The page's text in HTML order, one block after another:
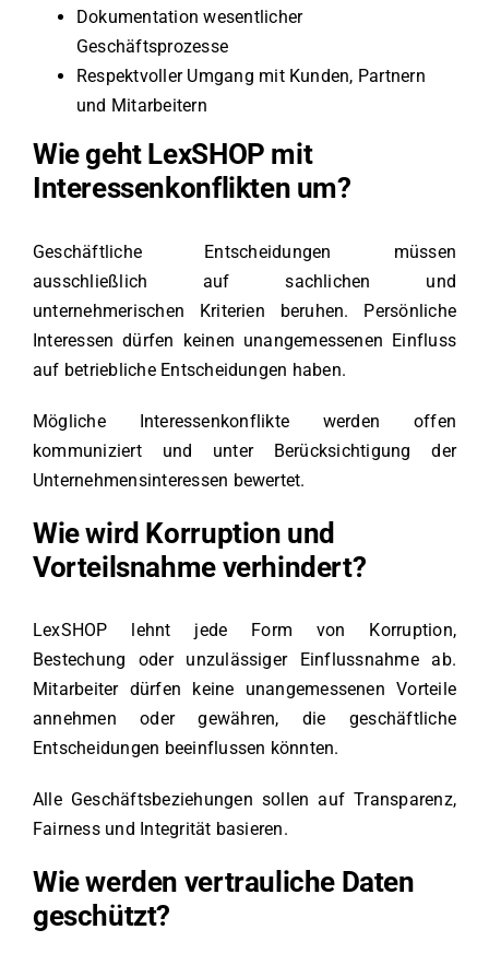
Dokumentation wesentlicher
Geschäftsprozesse
Respektvoller Umgang mit Kunden, Partnern
und Mitarbeitern
Wie geht LexSHOP mit
Interessenkonflikten um?
Geschäftliche Entscheidungen müssen
ausschließlich auf sachlichen und
unternehmerischen Kriterien beruhen. Persönliche
Interessen dürfen keinen unangemessenen Einfluss
auf betriebliche Entscheidungen haben.
Mögliche Interessenkonflikte werden offen
kommuniziert und unter Berücksichtigung der
Unternehmensinteressen bewertet.
Wie wird Korruption und
Vorteilsnahme verhindert?
LexSHOP lehnt jede Form von Korruption,
Bestechung oder unzulässiger Einflussnahme ab.
Mitarbeiter dürfen keine unangemessenen Vorteile
annehmen oder gewähren, die geschäftliche
Entscheidungen beeinflussen könnten.
Alle Geschäftsbeziehungen sollen auf Transparenz,
Fairness und Integrität basieren.
Wie werden vertrauliche Daten
geschützt?